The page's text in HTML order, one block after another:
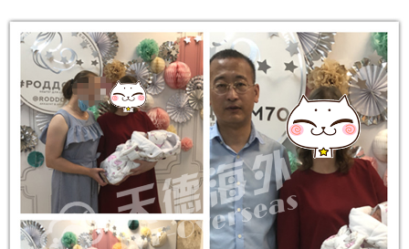
以入境了 [2021-07-04]
俄罗斯试管婴儿代怀孕妈妈价格多少，代妈助孕只是为经
济报酬吗 [2021-06-24]
莫斯科法庭：精卵捐赠，对父母的认定是这样判的
[2021-06-07]
俄罗斯医生整理了一幅现代女性的画像：聪明，肥胖，少
性，不婚不育 [2021-05-11]
俄罗斯犹太人口危机，30年后可能会消失
[2021-05-08]
2021年海外试管婴儿有什么变化，需要父母将如何做新计
[2021-05-06]
俄罗斯将试管婴儿纳入国家医保，试管婴儿医院称试管婴
儿为“医保公子” [2021-04-27]
独家采访：Saltanat Baikoshkarova专业答复新型冠状病
毒肺炎和疫苗接种如何影响怀孕 [2021-04-23]
当自己做了试管婴儿后才知道：原来试管婴儿有这5个有